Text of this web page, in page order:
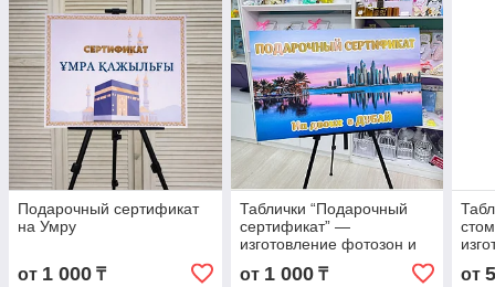
Подарочный сертификат
на Умру
от 1 000 ₸
Таблички “Подарочный
сертификат” —
изготовление фотозон и
сертификатов
от 1 000₸ от